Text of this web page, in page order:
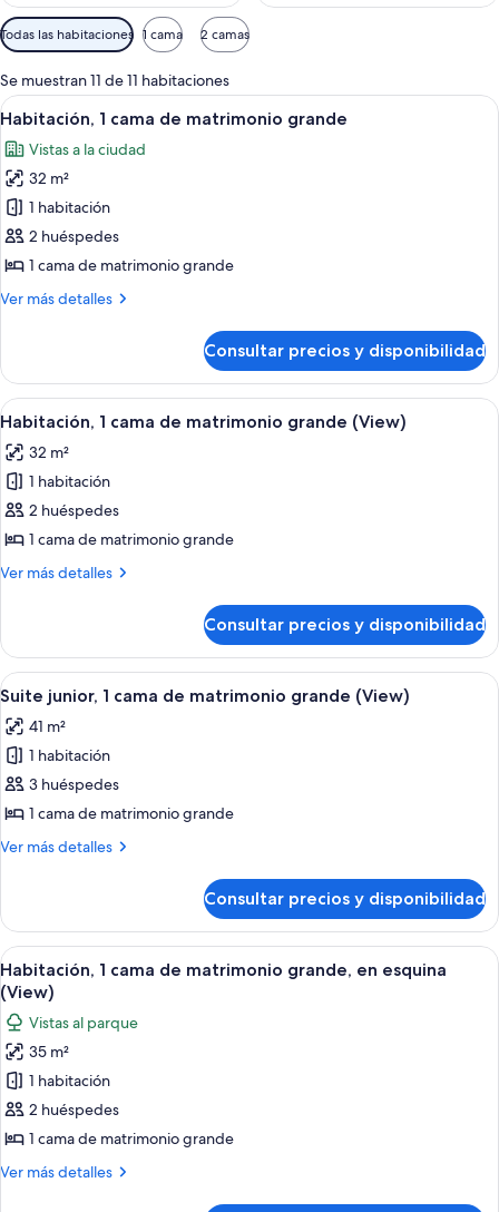
Filtros
disponibles
para
las
habitaciones
Todas las habitaciones 1 cama 2 camas
Se muestran 11 de 11 habitaciones
Abrir
todas
las
fotos
de
Habitación,
1
de
Una cama bien hecha con una
1
Habitación, 1 cama de matrimonio grande
Vistas a la ciudad
32 m²
1 habitación
2 huéspedes
1 cama de matrimonio grande
Ver más detalles
Más
1
cama
de
grande
Consultar precios y disponibilidad
Abrir
todas
las
fotos
de
Habitación,
1
matrimonio
grande
(View)
Una cama bien hecha con una
1
Habitación, 1 cama de matrimonio grande (View)
32 m²
1 habitación
2 huéspedes
1 cama de matrimonio grande
Ver más detalles
Más
1
cama
de
matrimonio
grande
(View)
Consultar precios y disponibilidad
Abrir
todas
las
fotos
de
Suite
junior,
de
matrimonio
grande
(View)
Una cama bien hecha con una
1
Suite junior, 1 cama de matrimonio grande (View)
41 m²
1 habitación
3 huéspedes
1 cama de matrimonio grande
Ver más detalles
Más
junior,
cama
de
matrimonio
grande
(View)
Consultar precios y disponibilidad
Abrir
todas
las
fotos
de
Habitación,
1
cama
de
Un espacio de oficina moderno con
2
Habitación, 1 cama de matrimonio grande, en esquina
(View)
Vistas al parque
35 m²
1 habitación
2 huéspedes
1 cama de matrimonio grande
Ver más detalles
Más